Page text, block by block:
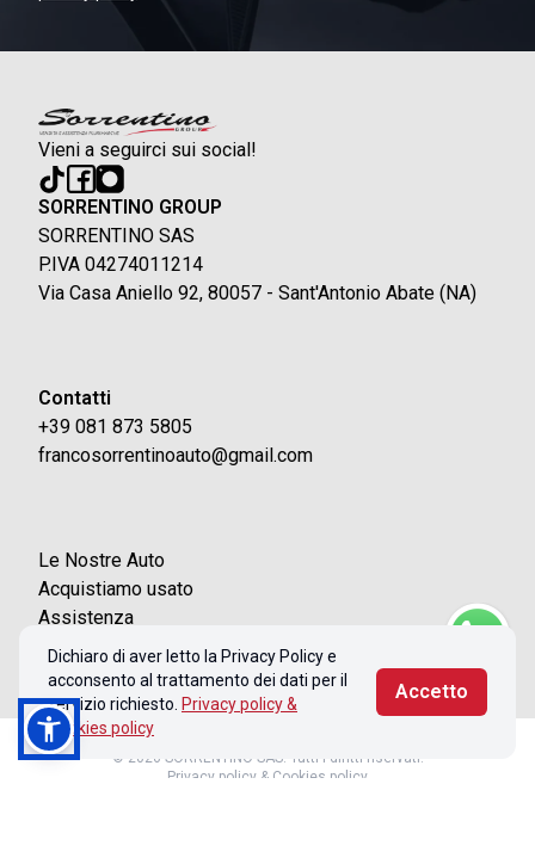
Vieni a seguirci sui social!
SORRENTINO GROUP
SORRENTINO SAS
P.IVA 04274011214
Via Casa Aniello 92, 80057 - Sant'Antonio Abate (NA)
Contatti
+39 081 873 5805
francosorrentinoauto@gmail.com
Le Nostre Auto
Acquistiamo usato
Assistenza
Contatti
Dichiaro di aver letto la Privacy Policy e
acconsento al trattamento dei dati per il
servizio richiesto. Privacy policy &
Cookies policy
Accetto
© 2026 SORRENTINO SAS. Tutti i diritti riservati.
Privacy policy & Cookies policy